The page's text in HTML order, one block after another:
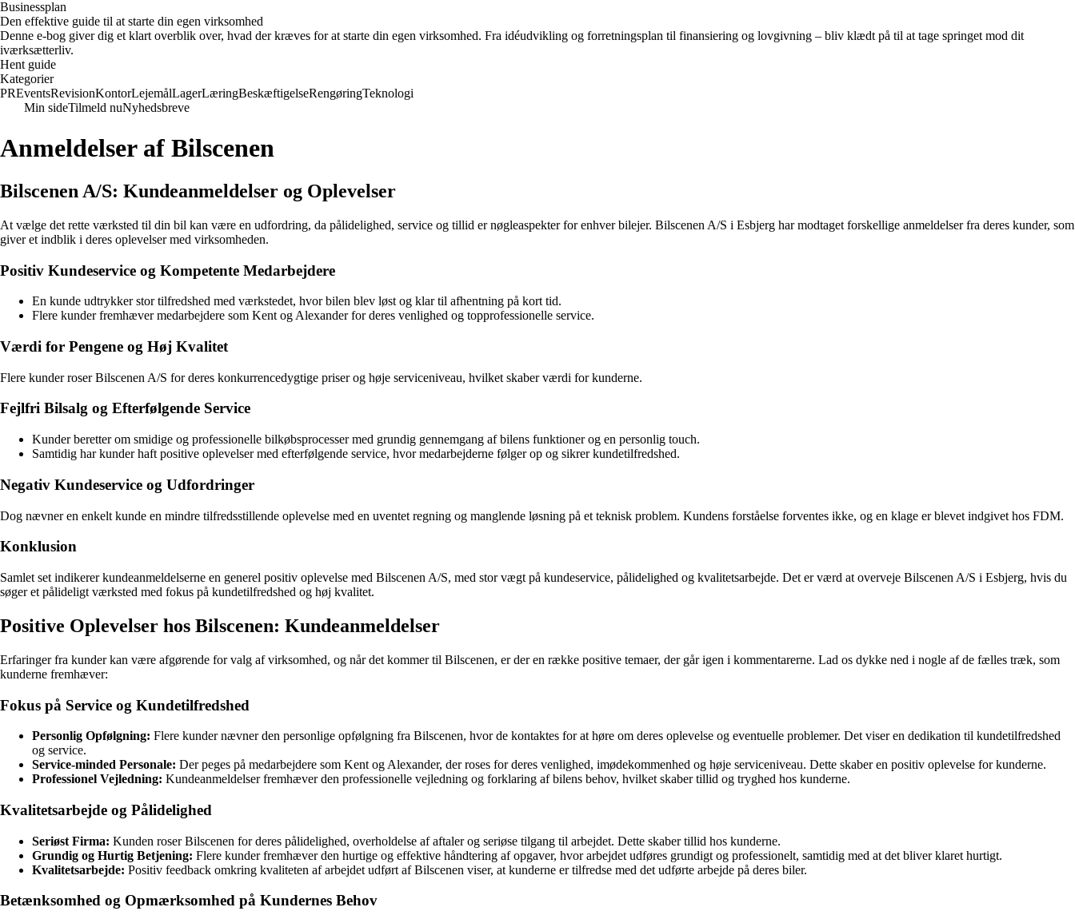
Businessplan
Den effektive guide til at starte din egen virksomhed
Denne e-bog giver dig et klart overblik over, hvad der kræves for at starte din egen virksomhed. Fra idéudvikling og forretningsplan til finansiering og lovgivning – bliv klædt på til at tage springet mod dit
iværksætterliv.
Hent guide
Kategorier
PREventsRevisionKontorLejemålLagerLæringBeskæftigelseRengøringTeknologi
Min sideTilmeld nuNyhedsbreve
Anmeldelser af Bilscenen
Bilscenen A/S: Kundeanmeldelser og Oplevelser
At vælge det rette værksted til din bil kan være en udfordring, da pålidelighed, service og tillid er nøgleaspekter for enhver bilejer. Bilscenen A/S i Esbjerg har modtaget forskellige anmeldelser fra deres kunder, som
giver et indblik i deres oplevelser med virksomheden.
Positiv Kundeservice og Kompetente Medarbejdere
En kunde udtrykker stor tilfredshed med værkstedet, hvor bilen blev løst og klar til afhentning på kort tid.
Flere kunder fremhæver medarbejdere som Kent og Alexander for deres venlighed og topprofessionelle service.
Værdi for Pengene og Høj Kvalitet
Flere kunder roser Bilscenen A/S for deres konkurrencedygtige priser og høje serviceniveau, hvilket skaber værdi for kunderne.
Fejlfri Bilsalg og Efterfølgende Service
Kunder beretter om smidige og professionelle bilkøbsprocesser med grundig gennemgang af bilens funktioner og en personlig touch.
Samtidig har kunder haft positive oplevelser med efterfølgende service, hvor medarbejderne følger op og sikrer kundetilfredshed.
Negativ Kundeservice og Udfordringer
Dog nævner en enkelt kunde en mindre tilfredsstillende oplevelse med en uventet regning og manglende løsning på et teknisk problem. Kundens forståelse forventes ikke, og en klage er blevet indgivet hos FDM.
Konklusion
Samlet set indikerer kundeanmeldelserne en generel positiv oplevelse med Bilscenen A/S, med stor vægt på kundeservice, pålidelighed og kvalitetsarbejde. Det er værd at overveje Bilscenen A/S i Esbjerg, hvis du
søger et pålideligt værksted med fokus på kundetilfredshed og høj kvalitet.
Positive Oplevelser hos Bilscenen: Kundeanmeldelser
Erfaringer fra kunder kan være afgørende for valg af virksomhed, og når det kommer til Bilscenen, er der en række positive temaer, der går igen i kommentarerne. Lad os dykke ned i nogle af de fælles træk, som
kunderne fremhæver:
Fokus på Service og Kundetilfredshed
Personlig Opfølgning: Flere kunder nævner den personlige opfølgning fra Bilscenen, hvor de kontaktes for at høre om deres oplevelse og eventuelle problemer. Det viser en dedikation til kundetilfredshed
og service.
Service-minded Personale: Der peges på medarbejdere som Kent og Alexander, der roses for deres venlighed, imødekommenhed og høje serviceniveau. Dette skaber en positiv oplevelse for kunderne.
Professionel Vejledning: Kundeanmeldelser fremhæver den professionelle vejledning og forklaring af bilens behov, hvilket skaber tillid og tryghed hos kunderne.
Kvalitetsarbejde og Pålidelighed
Seriøst Firma: Kunden roser Bilscenen for deres pålidelighed, overholdelse af aftaler og seriøse tilgang til arbejdet. Dette skaber tillid hos kunderne.
Grundig og Hurtig Betjening: Flere kunder fremhæver den hurtige og effektive håndtering af opgaver, hvor arbejdet udføres grundigt og professionelt, samtidig med at det bliver klaret hurtigt.
Kvalitetsarbejde: Positiv feedback omkring kvaliteten af arbejdet udført af Bilscenen viser, at kunderne er tilfredse med det udførte arbejde på deres biler.
Betænksomhed og Opmærksomhed på Kundernes Behov